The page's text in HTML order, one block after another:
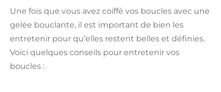
Une fois que vous avez coiffé vos boucles avec une
gelée bouclante, il est important de bien les
entretenir pour qu’elles restent belles et définies.
Voici quelques conseils pour entretenir vos
boucles :